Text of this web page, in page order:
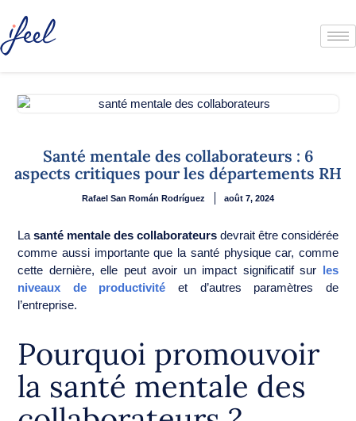
Santé mentale des collaborateurs : 6
aspects critiques pour les départements RH
Rafael San Román Rodríguez août 7, 2024
La santé mentale des collaborateurs devrait être considérée
comme aussi importante que la santé physique car, comme
cette dernière, elle peut avoir un impact significatif sur les
niveaux de productivité et d’autres paramètres de
l’entreprise.
Pourquoi promouvoir
la santé mentale des